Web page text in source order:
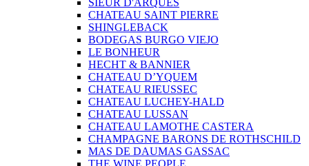
SIEUR D'ARQUES
CHATEAU SAINT PIERRE
SHINGLEBACK
BODEGAS BURGO VIEJO
LE BONHEUR
HECHT & BANNIER
CHATEAU D’YQUEM
CHATEAU RIEUSSEC
CHATEAU LUCHEY-HALD
CHATEAU LUSSAN
CHATEAU LAMOTHE CASTERA
CHAMPAGNE BARONS DE ROTHSCHILD
MAS DE DAUMAS GASSAC
THE WINE PEOPLE